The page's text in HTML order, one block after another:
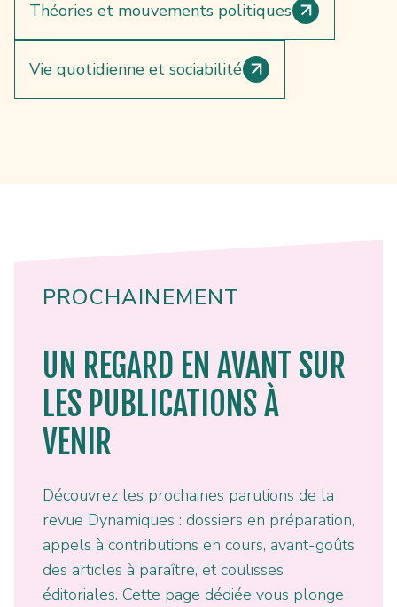
Théories et mouvements politiques
Vie quotidienne et sociabilité
PROCHAINEMENT
UN REGARD EN AVANT SUR
LES PUBLICATIONS À
VENIR
Découvrez les prochaines parutions de la
revue Dynamiques : dossiers en préparation,
appels à contributions en cours, avant-goûts
des articles à paraître, et coulisses
éditoriales. Cette page dédiée vous plonge